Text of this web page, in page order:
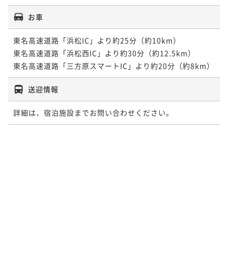
お車
東名高速道路「浜松IC」より約25分（約10km）
東名高速道路「浜松西IC」より約30分（約12.5km）
東名高速道路「三方原スマートIC」より約20分（約8km）
送迎情報
詳細は、宿泊施設までお問い合わせください。